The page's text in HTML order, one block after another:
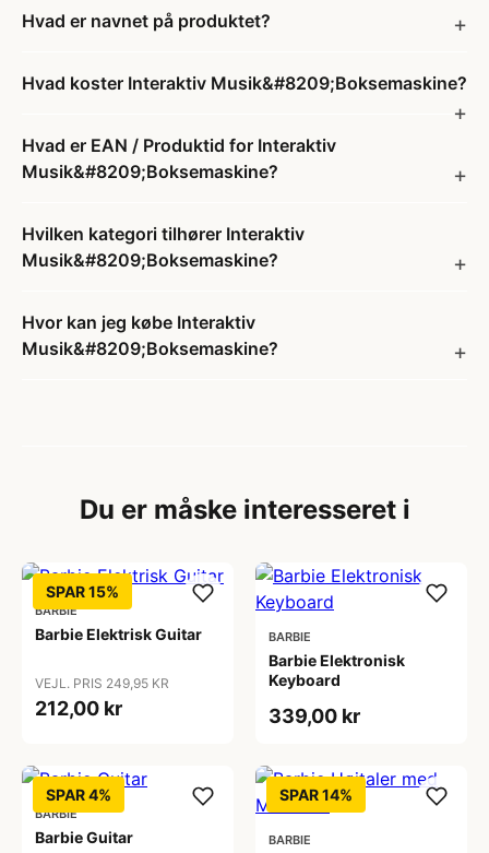
Hvad er navnet på produktet?
Hvad koster Interaktiv Musik&#8209;Boksemaskine?
Hvad er EAN / Produktid for Interaktiv
Musik&#8209;Boksemaskine?
Hvilken kategori tilhører Interaktiv
Musik&#8209;Boksemaskine?
Hvor kan jeg købe Interaktiv
Musik&#8209;Boksemaskine?
Du er måske interesseret i
SPAR 15%
BARBIE
Barbie Elektrisk Guitar
VEJL. PRIS 249,95 KR
212,00 kr
BARBIE
Barbie Elektronisk
Keyboard
339,00 kr
SPAR 4%
BARBIE
Barbie Guitar
SPAR 14%
BARBIE